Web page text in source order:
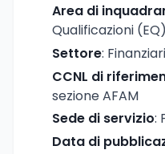
Area di
Qualificazioni (EQ)
Settore:
CCNL di
sezione AFAM
Sede di servizio:
Data di